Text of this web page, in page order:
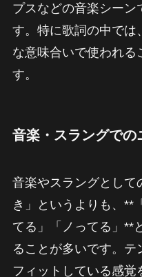
プスなどの音楽シーン
す。特に歌詞の中では
な意味合いで使われる
す。
音楽・スラングでの
音楽やスラングとして
き」というよりも、**
てる」「ノってる」**
ることが多いです。
フィットしている感